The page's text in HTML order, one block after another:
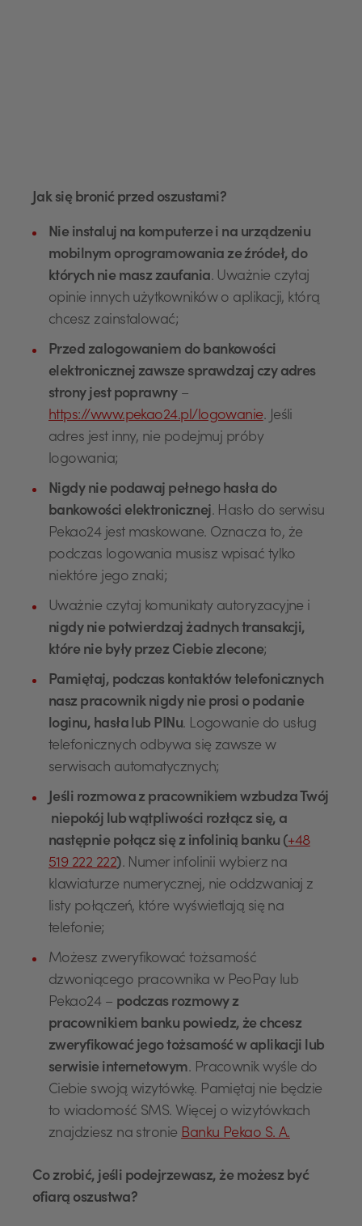
Jak się bronić przed oszustami?
Nie instaluj na komputerze i na urządzeniu
mobilnym oprogramowania ze źródeł, do
których nie masz zaufania. Uważnie czytaj
opinie innych użytkowników o aplikacji, którą
chcesz zainstalować;
Przed zalogowaniem do bankowości
elektronicznej zawsze sprawdzaj czy adres
strony jest poprawny–
https://www.pekao24.pl/logowanie. Jeśli
adres jest inny, nie podejmuj próby
logowania;
Nigdy nie podawaj pełnego hasła do
bankowości elektronicznej. Hasło do serwisu
Pekao24 jest maskowane. Oznacza to, że
podczas logowania musisz wpisać tylko
niektóre jego znaki;
Uważnie czytaj komunikaty autoryzacyjne i
nigdy nie potwierdzaj żadnych transakcji,
które nie były przez Ciebie zlecone;
Pamiętaj, podczas kontaktów telefonicznych
nasz pracownik nigdy nie prosi o podanie
loginu, hasła lub PINu. Logowanie do usług
telefonicznych odbywa się zawsze w
serwisach automatycznych;
Jeśli rozmowa z pracownikiem wzbudza Twój
niepokój lub wątpliwości rozłącz się, a
następnie połącz się z infolinią banku (+48
519 222 222). Numer infolinii wybierz na
klawiaturze numerycznej, nie oddzwaniaj z
listy połączeń, które wyświetlają się na
telefonie;
Możesz zweryfikować tożsamość
dzwoniącego pracownika w PeoPay lub
Pekao24 – podczas rozmowy z
pracownikiem banku powiedz, że chcesz
zweryfikować jego tożsamość w aplikacji lub
serwisie internetowym. Pracownik wyśle do
Ciebie swoją wizytówkę. Pamiętaj nie będzie
to wiadomość SMS. Więcej o wizytówkach
znajdziesz na stronie Banku Pekao S. A.
Co zrobić, jeśli podejrzewasz, że możesz być
ofiarą oszustwa?